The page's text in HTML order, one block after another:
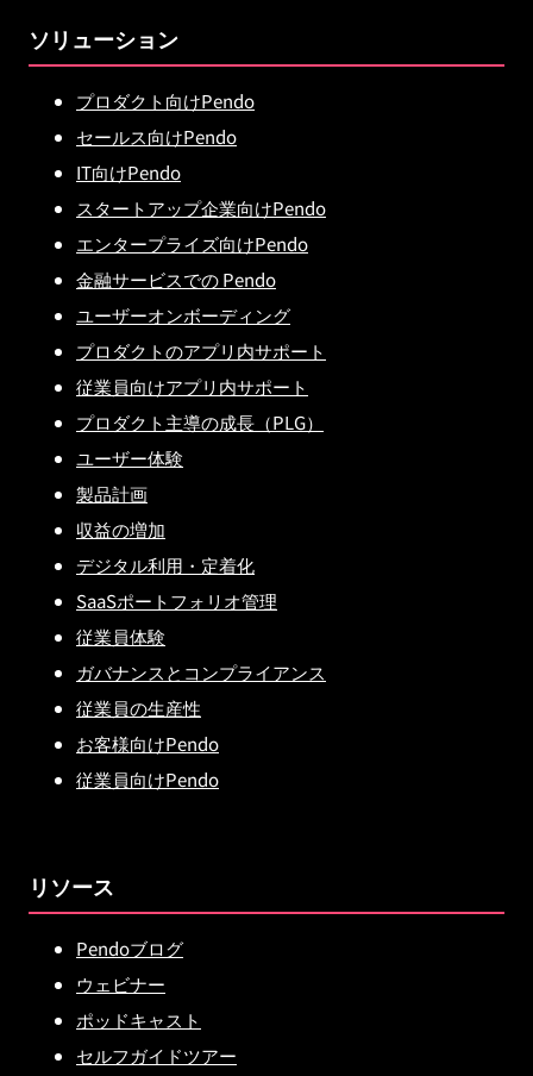
ソリューション
プロダクト向けPendo
セールス向けPendo
IT向けPendo
スタートアップ企業向けPendo
エンタープライズ向けPendo
金融サービスでの Pendo
ユーザーオンボーディング
プロダクトのアプリ内サポート
従業員向けアプリ内サポート
プロダクト主導の成長（PLG）
ユーザー体験
製品計画
収益の増加
デジタル利用・定着化
SaaSポートフォリオ管理
従業員体験
ガバナンスとコンプライアンス
従業員の生産性
お客様向けPendo
従業員向けPendo
リソース
Pendoブログ
ウェビナー
ポッドキャスト
セルフガイドツアー